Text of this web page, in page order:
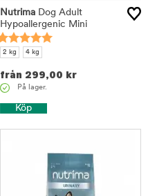
Nutrima Dog Adult
Hypoallergenic Mini
2 kg 4 kg
från 299,00 kr
På lager.
Köp